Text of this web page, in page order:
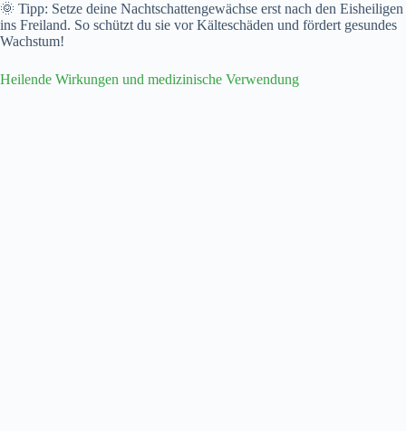
🌞 Tipp: Setze deine Nachtschattengewächse erst nach den Eisheiligen
ins Freiland. So schützt du sie vor Kälteschäden und fördert gesundes
Wachstum!
Heilende Wirkungen und medizinische Verwendung